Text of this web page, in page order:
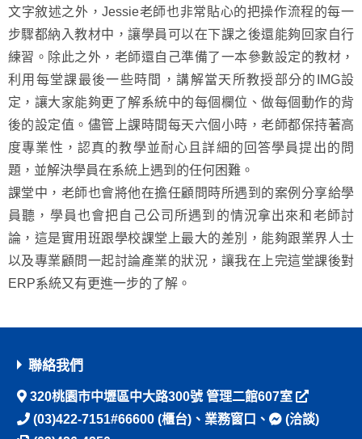
文字敘述之外，Jessie老師也非常貼心的把操作流程的每一
步驟都納入教材中，讓學員可以在下課之後還能夠回家自行
練習。除此之外，老師還自己準備了一本參數設定的教材，
利用每堂課最後一些時間，講解當天所教授部分的IMG設
定，讓大家能夠更了解系統中的每個欄位、做每個動作的背
後的設定值。儘管上課時間每天六個小時，老師都保持著高
度專業性，認真的教學並耐心且詳細的回答學員提出的問
題，並解決學員在系統上遇到的任何困難。
課堂中，老師也會將他在擔任顧問時所遇到的案例分享給學
員聽，學員也會把自己公司所遇到的情況拿出來和老師討
論，這是實用班跟學校課堂上最大的差別，能夠跟業界人士
以及專業顧問一起討論產業的狀況，讓我在上完這堂課後對
ERP系統又有更進一步的了解。
聯絡我們
320桃園市中壢區中大路300號 管理二館607室
(03)422-7151#66600 (櫃台)、 業務窗口 、
(洽談)